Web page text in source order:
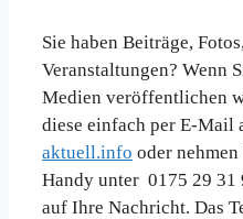
Sie haben Beiträge,
Veranstaltungen? Wenn
Medien veröffentlichen
diese einfach per E-Mail
aktuell.info oder
Handy unter 0175 29 31
auf Ihre Nachricht. Das